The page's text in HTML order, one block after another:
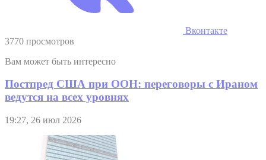
Вконтакте
3770 просмотров
Вам может быть интересно
Постпред США при ООН: переговоры с Ираном
ведутся на всех уровнях
19:27, 26 июл 2026